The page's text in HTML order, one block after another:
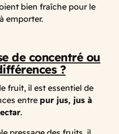
bien fraîche pour le
emporter.
de concentré ou
?
fruit, il est essentiel de
entre pur jus, jus à
.